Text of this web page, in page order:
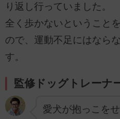
り返し行っていました。
全く歩かないということ
ので、運動不足にはなら
す。
監修ドッグトレーナ
愛犬が抱っこを